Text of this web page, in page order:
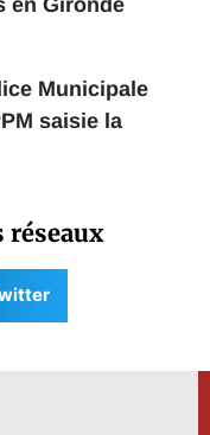
Municipale
saisie la
réseaux